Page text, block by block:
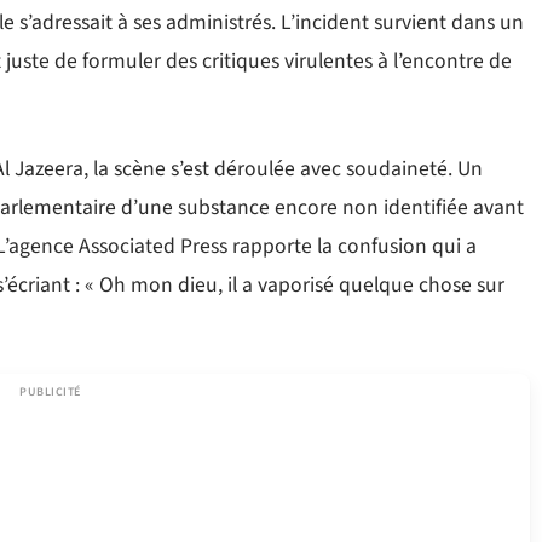
à ses administrés. L’incident survient dans un
de formuler des critiques virulentes à l’encontre de
la scène s’est déroulée avec soudaineté. Un
d’une substance encore non identifiée avant
Associated Press rapporte la confusion qui a
: « Oh mon dieu, il a vaporisé quelque chose sur